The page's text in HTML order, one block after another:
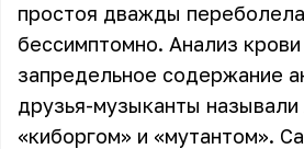
простоя дважды
бессимптомно. Анализ
запредельное содержание
друзья-музыканты
«киборгом» и «мутантом».